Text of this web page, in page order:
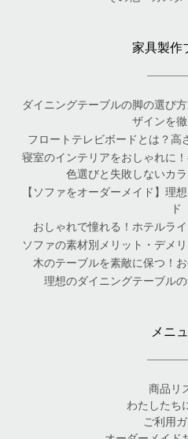
家具製作
ダイニングテーブルの脚の選び
ザインを
フロートテレビボードとは？高
寝室のインテリアをおしゃれに
色選びと失敗しないカ
【ソファをオーダーメイド】理
ド
おしゃれで憧れる！ホテルラ
ソファの素材別メリット・デメ
木のテーブルを素敵に保つ！
理想のダイニングテーブル
メニ
商品リ
わたしたち
ご利用